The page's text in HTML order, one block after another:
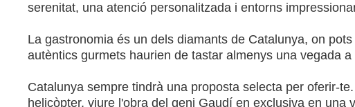
serenitat, una atenció personalitzada i entorns
La gastronomia és un dels diamants de Catalunya, on
autèntics gurmets haurien de tastar almenys una vegada
Catalunya sempre tindrà una proposta selecta per oferir-
helicòpter, viure l'obra del geni Gaudí en exclusiva en